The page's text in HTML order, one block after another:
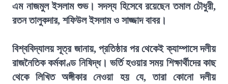
এম নাজমুল ইসলাম শুভ। সদস্য হিসেবে রয়েছেন তমাল চৌধুরী,
রতন তালুকদার, শফিউল ইসলাম ও সাজ্জাদ বাবর।
বিশ্ববিদ্যালয় সূত্র জানায়, প্রতিষ্ঠার পর থেকেই ক্যাম্পাসে দলীয়
রাজনৈতিক কর্মকাণ্ড নিষিদ্ধ। ভর্তি হওয়ার সময় শিক্ষার্থীদের কাছ
থেকে লিখিত অঙ্গীকার নেওয়া হয় যে, তারা কোনো দলীয়